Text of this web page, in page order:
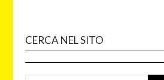
CERCA NEL SITO